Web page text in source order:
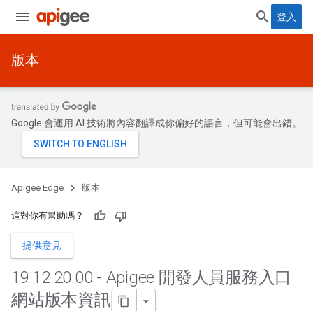
登入
版本
Google 會運用 AI 技術將內容翻譯成你偏好的語言，但可能會出錯。
Apigee Edge 版本
這對你有幫助嗎？
提供意見
19.12.20.00 - Apigee 開發人員服務入口
網站版本資訊